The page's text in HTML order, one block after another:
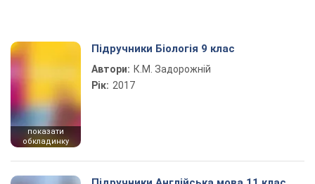
показати
обкладинку
Підручники Біологія 9 клас
Автори: К.М. Задорожній
Рік: 2017